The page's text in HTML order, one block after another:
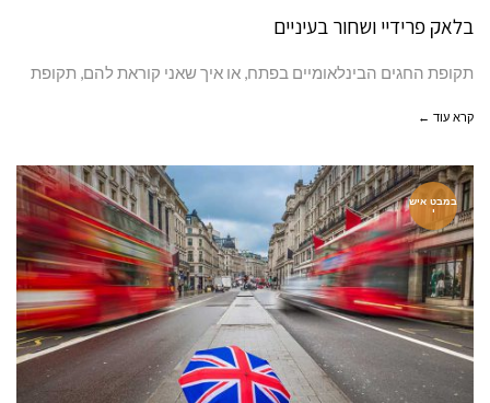
בלאק פרידיי ושחור בעיניים
תקופת החגים הבינלאומיים בפתח, או איך שאני קוראת להם, תקופת
קרא עוד ←
במבט איש
י